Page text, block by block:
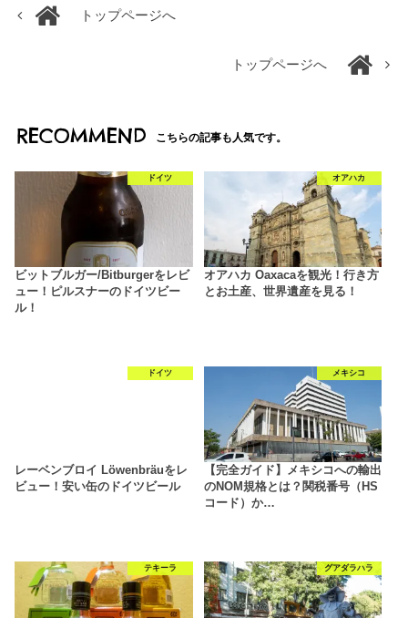
トップページへ
トップページへ
RECOMMEND こちらの記事も人気です。
ドイツ
ビットブルガー/Bitburgerをレビ
ュー！ピルスナーのドイツビー
ル！
オアハカ
オアハカ Oaxacaを観光！行き方
とお土産、世界遺産を見る！
ドイツ
レーベンブロイ Löwenbräuをレ
ビュー！安い缶のドイツビール
メキシコ
【完全ガイド】メキシコへの輸出
のNOM規格とは？関税番号（HS
コード）か…
テキーラ グアダラハラ